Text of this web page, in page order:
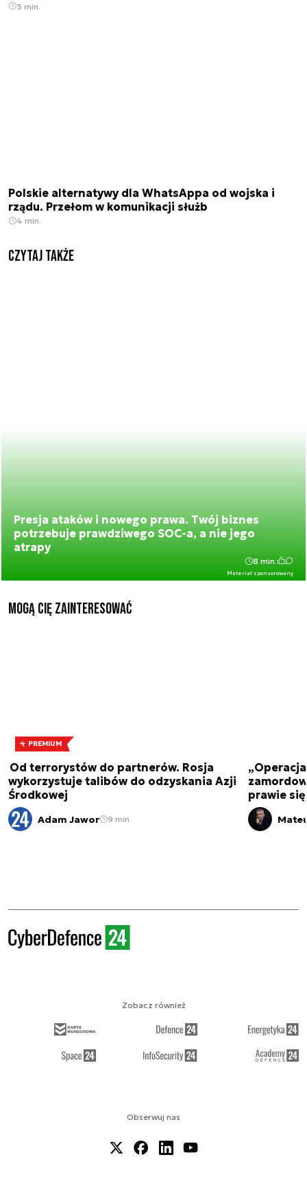
3 min.
Polskie alternatywy dla WhatsAppa od wojska i
rządu. Przełom w komunikacji służb
4 min.
Czytaj także
Presja ataków i nowego prawa. Twój biznes
potrzebuje prawdziwego SOC-a, a nie jego
atrapy
Materiał sponsorowany
8 min.
Mogą Cię zainteresować
PREMIUM
Od terrorystów do partnerów. Rosja
wykorzystuje talibów do odzyskania Azji
Środkowej
Adam Jawor 9 min.
prawie
Obserwuj nas
Zobacz również